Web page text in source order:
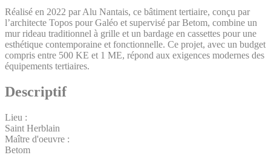
Réalisé en 2022 par Alu Nantais, ce bâtiment tertiaire, conçu par
l’architecte Topos pour Galéo et supervisé par Betom, combine un
mur rideau traditionnel à grille et un bardage en cassettes pour une
esthétique contemporaine et fonctionnelle. Ce projet, avec un budget
compris entre 500 KE et 1 ME, répond aux exigences modernes des
équipements tertiaires.
Descriptif
Lieu :
Saint Herblain
Maître d'oeuvre :
Betom